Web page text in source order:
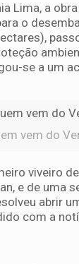
Lima, a
o
se a um
vem do
viveiro
e de uma
abrir
com a